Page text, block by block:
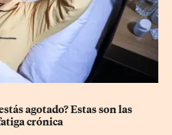
agotado? Estas son las
crónica